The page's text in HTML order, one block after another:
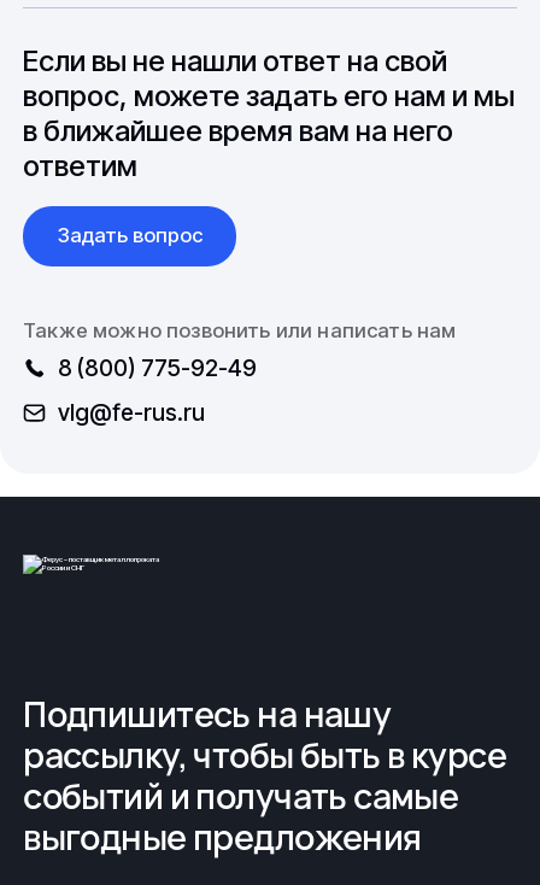
до 6 месяцев производства.
вопросы связанные с документацией и
международной логистикой.
Если вы не нашли ответ на свой
вопрос, можете задать его нам и мы
в ближайшее время вам на него
ответим
Задать вопрос
Также можно позвонить или написать нам
8 (800) 775-92-49
vlg@fe-rus.ru
Подпишитесь на нашу
рассылку, чтобы быть в курсе
событий и получать самые
выгодные предложения